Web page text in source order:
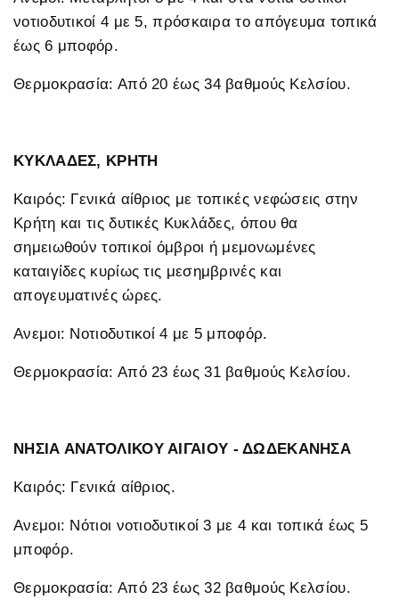
νοτιοδυτικοί 4 με 5, πρόσκαιρα το απόγευμα τοπικά
έως 6 μποφόρ.
Θερμοκρασία: Από 20 έως 34 βαθμούς Κελσίου.
ΚΥΚΛΑΔΕΣ, ΚΡΗΤΗ
Καιρός: Γενικά αίθριος με τοπικές νεφώσεις στην
Κρήτη και τις δυτικές Κυκλάδες, όπου θα
σημειωθούν τοπικοί όμβροι ή μεμονωμένες
καταιγίδες κυρίως τις μεσημβρινές και
απογευματινές ώρες.
Ανεμοι: Νοτιοδυτικοί 4 με 5 μποφόρ.
Θερμοκρασία: Από 23 έως 31 βαθμούς Κελσίου.
ΝΗΣΙΑ ΑΝΑΤΟΛΙΚΟΥ ΑΙΓΑΙΟΥ - ΔΩΔΕΚΑΝΗΣΑ
Καιρός: Γενικά αίθριος.
Ανεμοι: Νότιοι νοτιοδυτικοί 3 με 4 και τοπικά έως 5
μποφόρ.
Θερμοκρασία: Από 23 έως 32 βαθμούς Κελσίου.